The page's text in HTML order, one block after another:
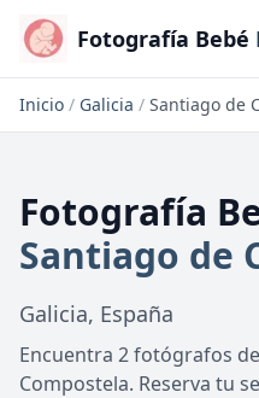
Fotografía Bebé
Inicio / Galicia / Santiago de
Fotografía
Santiago de
Galicia, España
Encuentra 2 fotógrafos
Compostela. Reserva tu